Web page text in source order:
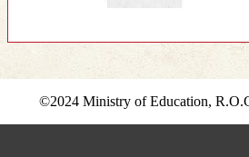
©2024 Ministry of Education,